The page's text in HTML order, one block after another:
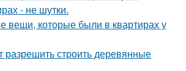
- не шутки.
вещи, которые были в квартирах у
разрешить строить деревянные